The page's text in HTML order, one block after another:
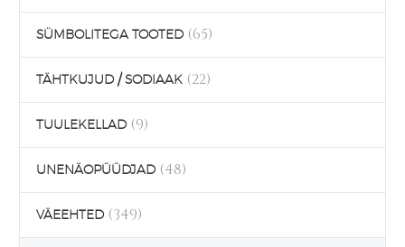
SÜMBOLITEGA TOOTED (65)
TÄHTKUJUD / SODIAAK (22)
TUULEKELLAD (9)
UNENÄOPÜÜDJAD (48)
VÄEEHTED (349)